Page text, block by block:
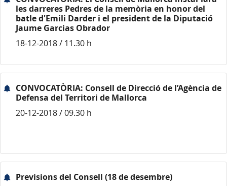
les darreres Pedres de la memòria en honor del
batle d'Emili Darder i el president de la Diputació
Jaume Garcias Obrador
18-12-2018 / 11.30 h
CONVOCATÒRIA: Consell de Direcció de l’Agència de
Defensa del Territori de Mallorca
20-12-2018 / 09.30 h
Previsions del Consell (18 de desembre)